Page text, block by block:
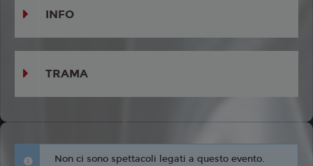
INFO
TRAMA
Non ci sono spettacoli legati a questo evento.